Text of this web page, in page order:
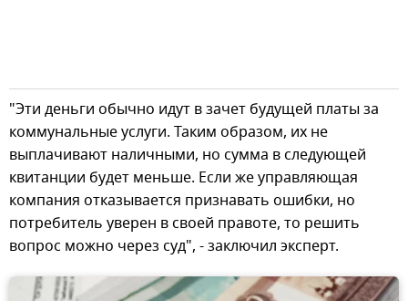
"Эти деньги обычно идут в зачет будущей платы за
коммунальные услуги. Таким образом, их не
выплачивают наличными, но сумма в следующей
квитанции будет меньше. Если же управляющая
компания отказывается признавать ошибки, но
потребитель уверен в своей правоте, то решить
вопрос можно через суд", - заключил эксперт.